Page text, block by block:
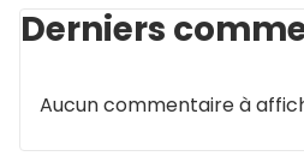
Derniers
Aucun commentaire à